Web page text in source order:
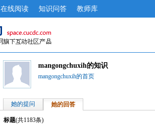
在线阅读 知识问答 教师库
mangongchuxih的知识
mangongchuxih的首页
她的提问 她的回答
标题(共1183条)